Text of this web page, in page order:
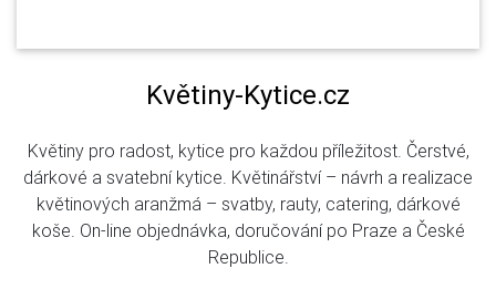
Květiny-Kytice.cz
Květiny pro radost, kytice pro každou příležitost. Čerstvé,
dárkové a svatební kytice. Květinářství – návrh a realizace
květinových aranžmá – svatby, rauty, catering, dárkové
koše. On-line objednávka, doručování po Praze a České
Republice.